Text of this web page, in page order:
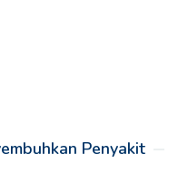
Penyakit